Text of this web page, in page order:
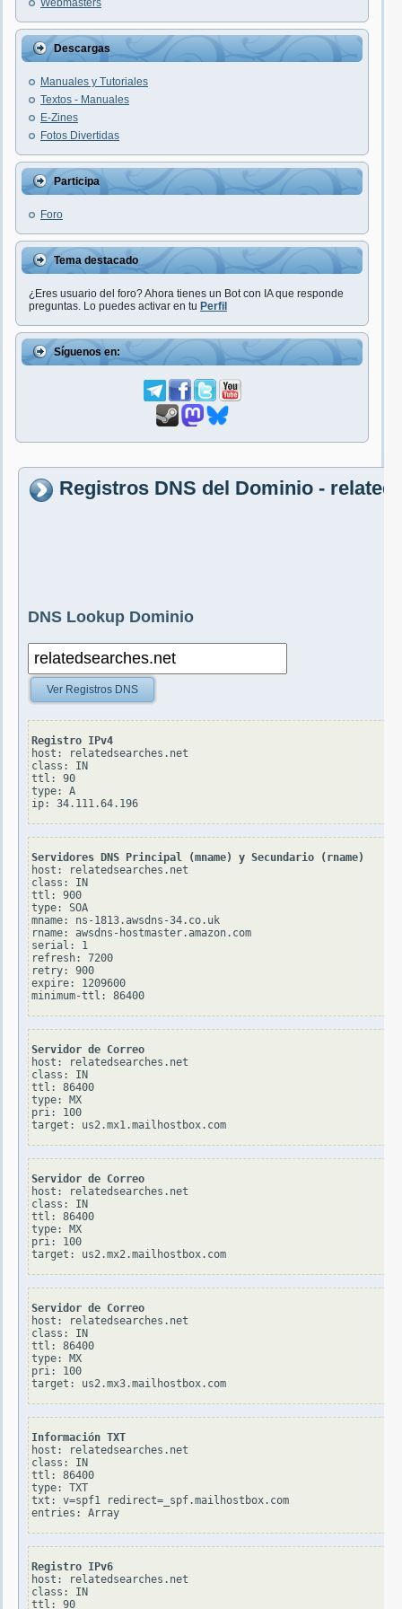
Webmasters
Descargas
Manuales y Tutoriales
Textos - Manuales
E-Zines
Fotos Divertidas
Participa
Foro
Tema destacado
¿Eres usuario del foro? Ahora tienes un Bot con IA que responde
preguntas. Lo puedes activar en tu Perfil
Síguenos en:
Registros DNS del Dominio -
DNS Lookup Dominio
Ver Registros DNS
Registro IPv4
host: relatedsearches.net
class: IN
ttl: 90
type: A
Servidores DNS Principal (mname) y Secundario (rname)
host: relatedsearches.net
class: IN
ttl: 900
type: SOA
mname: ns-1813.awsdns-34.co.uk
rname: awsdns-hostmaster.amazon.com
serial: 1
refresh: 7200
retry: 900
expire: 1209600
Servidor de Correo
host: relatedsearches.net
class: IN
ttl: 86400
type: MX
pri: 100
Servidor de Correo
host: relatedsearches.net
class: IN
ttl: 86400
type: MX
pri: 100
Servidor de Correo
host: relatedsearches.net
class: IN
ttl: 86400
type: MX
pri: 100
Información TXT
host: relatedsearches.net
class: IN
ttl: 86400
type: TXT
txt: v=spf1 redirect=_spf.mailhostbox.com
Registro IPv6
host: relatedsearches.net
class: IN
ttl: 90